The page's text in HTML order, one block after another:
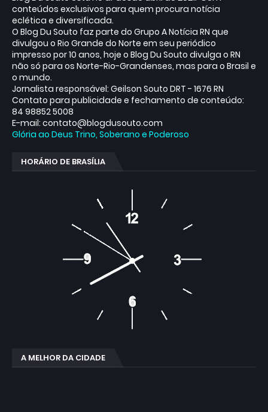
conteúdos exclusivos para quem procura notícia
eclética e diversificada.
O Blog Du Souto faz parte do Grupo A Notícia RN que
divulgou o Rio Grande do Norte em seu periódico
impresso por 10 anos, hoje o Blog Du Souto divulga o RN
não só para os Norte-Rio-Grandenses, mas para o Brasil e
o mundo.
Jornalista responsável: Geilson Souto DRT - 1676 RN
Contato para publicidade e fechamento de conteúdo:
84 98852 5008
E-mail: contato@blogdusouto.com
Glória ao Deus Trino, Soberano e Poderoso
HORÁRIO DE BRASÍLIA
A MELHOR DA CIDADE